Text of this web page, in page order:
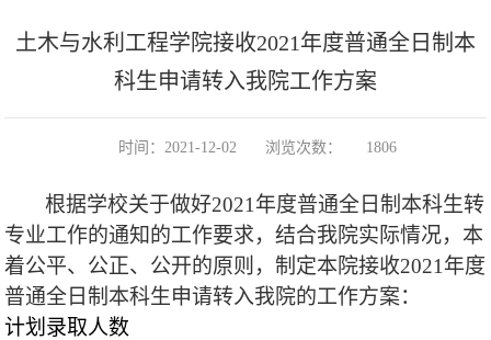
土木与水利工程学院接收2021年度普通全日制本
科生申请转入我院工作方案
时间：2021-12-02 浏览次数： 1806
根据学校关于做好2021 年度普通全日制本科生转
专业工作的通知的工作要求，结合我院实际情况，本
着公平、公正、公开的原则，制定本院接收2021 年度
普通全日制本科生申请转入我院的工作方案：
计划录取人数